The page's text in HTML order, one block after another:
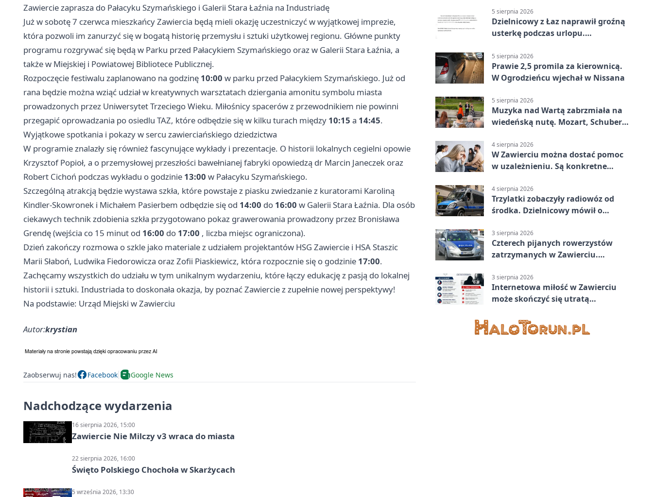
Zawierciezaprasza do Pałacyku Szymańskiego i Galerii Stara Łaźnia na Industriadę
Już w sobotę 7 czerwca mieszkańcy Zawiercia będą mieli okazję uczestniczyć w wyjątkowej imprezie,
która pozwoli im zanurzyć się w bogatą historię przemysłu i sztuki użytkowej regionu. Główne punkty
programu rozgrywać się będą w Parku przed Pałacykiem Szymańskiego oraz w Galerii Stara Łaźnia, a
także w Miejskiej i Powiatowej Bibliotece Publicznej.
Rozpoczęcie festiwalu zaplanowano na godzinę 10:00 w parku przed Pałacykiem Szymańskiego. Już od
rana będzie można wziąć udział w kreatywnych warsztatach dziergania amonitu symbolu miasta
prowadzonych przez Uniwersytet Trzeciego Wieku. Miłośnicy spacerów z przewodnikiem nie powinni
przegapić oprowadzania po osiedlu TAZ, które odbędzie się w kilku turach między 10:15 a 14:45.
Wyjątkowe spotkania i pokazy w sercu zawierciańskiego dziedzictwa
W programie znalazły się również fascynujące wykłady i prezentacje. O historii lokalnych cegielni opowie
Krzysztof Popioł, a o przemysłowej przeszłości bawełnianej fabryki opowiedzą dr Marcin Janeczek oraz
Robert Cichoń podczas wykładu o godzinie 13:00 w Pałacyku Szymańskiego.
Szczególną atrakcją będzie wystawa szkła, które powstaje z piasku zwiedzanie z kuratorami Karoliną
Kindler-Skowronek i Michałem Pasierbem odbędzie się od 14:00 do 16:00 w Galerii Stara Łaźnia. Dla osób
ciekawych technik zdobienia szkła przygotowano pokaz grawerowania prowadzony przez Bronisława
Grendę (wejścia co 15 minut od 16:00 do 17:00 , liczba miejsc ograniczona).
Dzień zakończy rozmowa o szkle jako materiale z udziałem projektantów HSG Zawiercie i HSA Staszic
Marii Słaboń, Ludwika Fiedorowicza oraz Zofii Piaskiewicz, która rozpocznie się o godzinie 17:00.
Zachęcamy wszystkich do udziału w tym unikalnym wydarzeniu, które łączy edukację z pasją do lokalnej
historii i sztuki. Industriada to doskonała okazja, by poznaćZawierciez zupełnie nowej perspektywy!
Na podstawie: Urząd Miejski w Zawierciu
Autor:krystian
Zaobserwuj nas! Facebook Google News
Nadchodzące wydarzenia
16 sierpnia 2026, 15:00
Zawiercie Nie Milczy v3 wraca do miasta
22 sierpnia 2026, 16:00
Święto Polskiego Chochoła w Skarżycach
5 września 2026, 13:30
5 sierpnia 2026
Dzielnicowy z Łaz naprawił groźną
usterkę podczas urlopu.
5 sierpnia 2026
Prawie 2,5 promila za kierownicą.
W Ogrodzieńcu wjechał w Nissana
5 sierpnia 2026
Muzyka nad Wartą zabrzmiała na
wiedeńską nutę. Mozart, Schubert i
4 sierpnia 2026
W Zawierciu można dostać pomoc
w uzależnieniu. Są konkretne
4 sierpnia 2026
Trzylatki zobaczyły radiowóz od
środka. Dzielnicowy mówił o
3 sierpnia 2026
Czterech pijanych rowerzystów
zatrzymanych w Zawierciu.
promila
3 sierpnia 2026
Internetowa miłość w Zawierciu
może skończyć się utratą